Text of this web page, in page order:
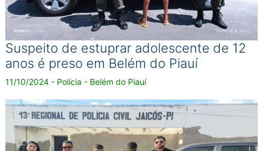
Suspeito de estuprar adolescente de 12
anos é preso em Belém do Piauí
11/10/2024 - Polícia - Belém do Piauí